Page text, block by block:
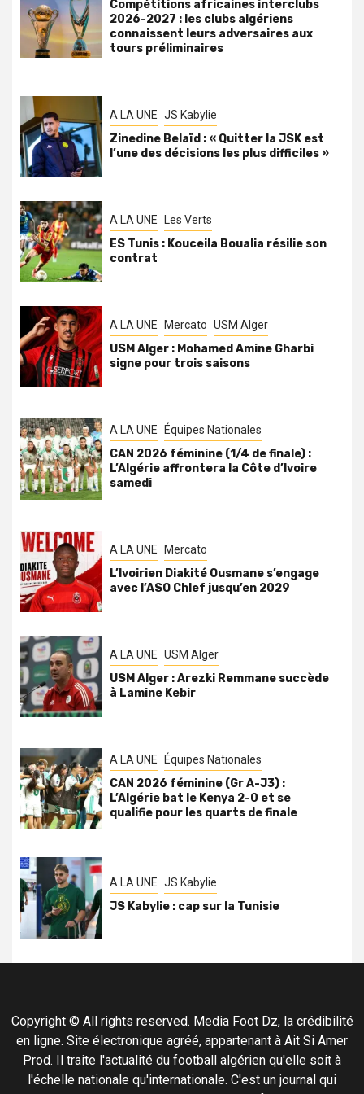
Compétitions africaines interclubs
2026-2027 : les clubs algériens
connaissent leurs adversaires aux
tours préliminaires
A LA UNE JS Kabylie
Zinedine Belaïd : « Quitter la JSK est
l’une des décisions les plus difficiles »
A LA UNE Les Verts
ES Tunis : Kouceila Boualia résilie son
contrat
A LA UNE Mercato USM Alger
USM Alger : Mohamed Amine Gharbi
signe pour trois saisons
A LA UNE Équipes Nationales
CAN 2026 féminine (1/4 de finale) :
L’Algérie affrontera la Côte d’Ivoire
samedi
A LA UNE Mercato
L’Ivoirien Diakité Ousmane s’engage
avec l’ASO Chlef jusqu’en 2029
A LA UNE USM Alger
USM Alger : Arezki Remmane succède
à Lamine Kebir
A LA UNE Équipes Nationales
CAN 2026 féminine (Gr A-J3) :
L’Algérie bat le Kenya 2-0 et se
qualifie pour les quarts de finale
A LA UNE JS Kabylie
JS Kabylie : cap sur la Tunisie
Copyright © All rights reserved. Media Foot Dz, la crédibilité
en ligne. Site électronique agréé, appartenant à Ait Si Amer
Prod. Il traite l'actualité du football algérien qu'elle soit à
l'échelle nationale qu'internationale. C'est un journal qui